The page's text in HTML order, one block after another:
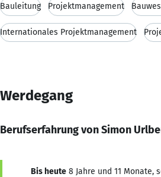
Bauleitung Projektmanagement
Internationales Projektmanagement
Werdegang
Berufserfahrung von Simon
Bis heute 8 Jahre und 11 Monate,